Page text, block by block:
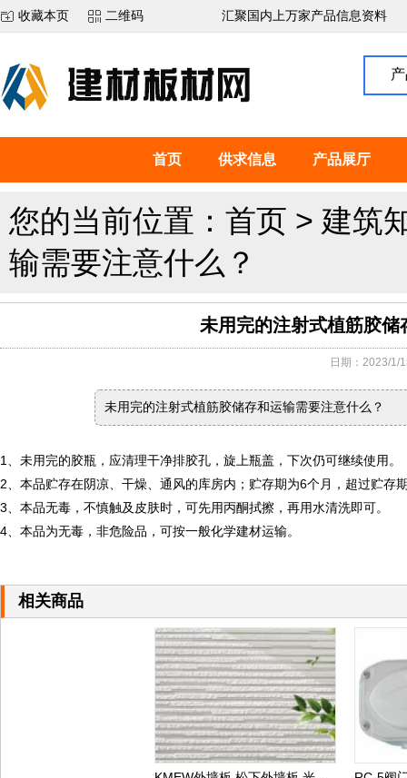
收藏本页 二维码 汇聚国内上万家产品信息资料
首页 供求信息 产品展厅
您的当前位置： 首页 > 建筑
输需要注意什么？
未用完的注射式植筋胶
日期：2023/1/
未用完的注射式植筋胶储存和运输需要注意什么？
1、未用完的胶瓶，应清理干净排胶孔，旋上瓶盖，下次仍可继续使用。
2、本品贮存在阴凉、干燥、通风的库房内；贮存期为6个月，超过贮存
3、本品无毒，不慎触及皮肤时，可先用丙酮拭擦，再用水清洗即可。
4、本品为无毒，非危险品，可按一般化学建材运输。
相关商品